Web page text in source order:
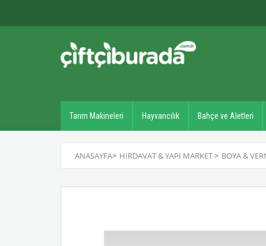
Tarım Makineleri Hayvancılık Bahçe ve Aletleri
ANASAYFA> HIRDAVAT & YAPI MARKET> BOYA &